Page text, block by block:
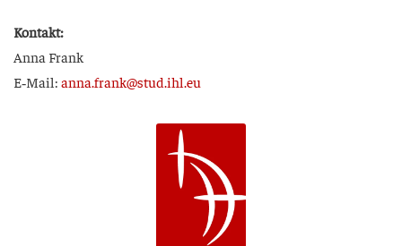
Kon­takt:
Anna Frank
E‑Mail: anna.frank@stud.ihl.eu